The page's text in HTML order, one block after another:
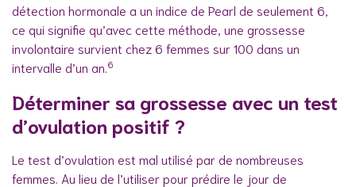
détection hormonale a un indice de Pearl de seulement 6,
ce qui signifie qu’avec cette méthode, une grossesse
involontaire survient chez 6 femmes sur 100 dans un
intervalle d’un an. 6
Déterminer sa grossesse avec un test
d’ovulation positif ?
Le test d’ovulation est mal utilisé par de nombreuses
femmes. Au lieu de l’utiliser pour prédire le jour de